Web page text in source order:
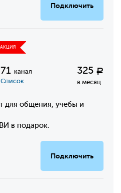
Подключить
АКЦИЯ
71 канал
Список
325 Р
в месяц
для общения, учебы и
в подарок.
Подключить